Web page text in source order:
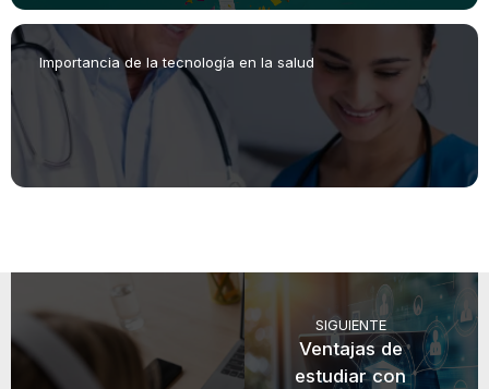
Importancia de la tecnología en la salud
SIGUIENTE
Ventajas de
estudiar con